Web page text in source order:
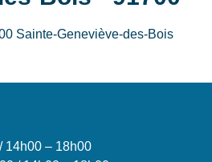
Sainte-Geneviève-des-Bois
14h00 – 18h00